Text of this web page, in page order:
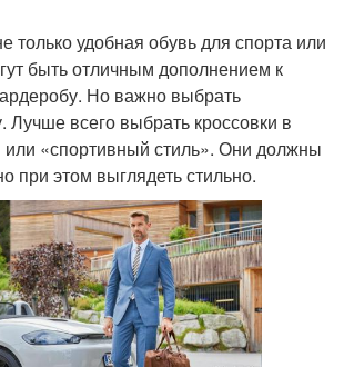
только удобная обувь для спорта или
быть отличным дополнением к
Но важно выбрать
Лучше всего выбрать кроссовки в
«спортивный стиль». Они должны
при этом выглядеть стильно.